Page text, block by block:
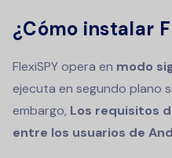
¿Cómo instalar
FlexiSPY opera en modo
ejecuta en segundo plano
embargo, Los requisitos
entre los usuarios de